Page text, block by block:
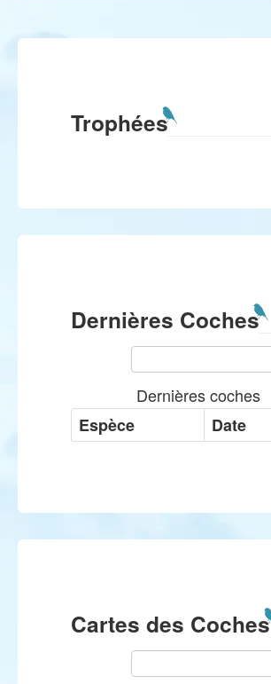
Trophées
Dernières Coches
Dernières coches
Espèce
Date
Cartes des Coches